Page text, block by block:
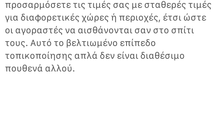
προσαρμόσετε τις τιμές σας με σταθερές τιμές
για διαφορετικές χώρες ή περιοχές, έτσι ώστε
οι αγοραστές να αισθάνονται σαν στο σπίτι
τους. Αυτό το βελτιωμένο επίπεδο
τοπικοποίησης απλά δεν είναι διαθέσιμο
πουθενά αλλού.